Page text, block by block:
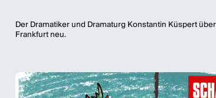
Der Dramatiker und Dramaturg Konstantin Küspert
Frankfurt neu.